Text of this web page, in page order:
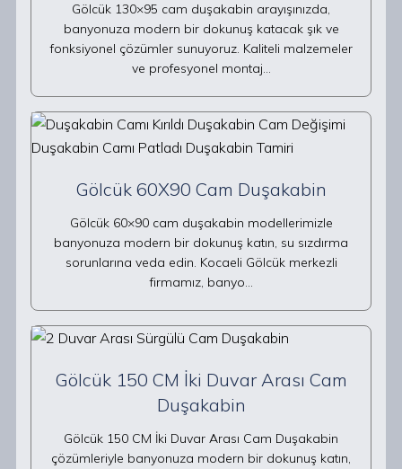
Gölcük 130×95 cam duşakabin arayışınızda,
banyonuza modern bir dokunuş katacak şık ve
fonksiyonel çözümler sunuyoruz. Kaliteli malzemeler
ve profesyonel montaj…
Gölcük 60X90 Cam Duşakabin
Gölcük 60×90 cam duşakabin modellerimizle
banyonuza modern bir dokunuş katın, su sızdırma
sorunlarına veda edin. Kocaeli Gölcük merkezli
firmamız, banyo…
Gölcük 150 CM İki Duvar Arası Cam
Duşakabin
Gölcük 150 CM İki Duvar Arası Cam Duşakabin
çözümleriyle banyonuza modern bir dokunuş katın,